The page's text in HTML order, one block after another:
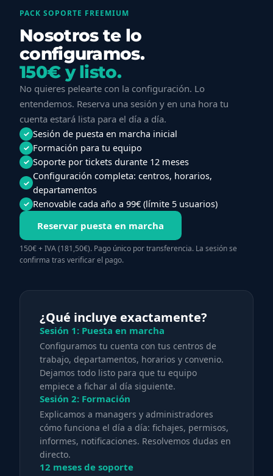
PACK SOPORTE FREEMIUM
Nosotros te lo
configuramos.
150€ y listo.
No quieres pelearte con la configuración. Lo
entendemos. Reserva una sesión y en una hora tu
cuenta estará lista para el día a día.
✓ Sesión de puesta en marcha inicial
✓ Formación para tu equipo
✓ Soporte por tickets durante 12 meses
✓
Configuración completa: centros, horarios,
departamentos
✓ Renovable cada año a 99€ (límite 5 usuarios)
Reservar puesta en marcha
150€ + IVA (181,50€). Pago único por transferencia. La sesión se
confirma tras verificar el pago.
¿Qué incluye exactamente?
Sesión 1: Puesta en marcha
Configuramos tu cuenta con tus centros de
trabajo, departamentos, horarios y convenio.
Dejamos todo listo para que tu equipo
empiece a fichar al día siguiente.
Sesión 2: Formación
Explicamos a managers y administradores
cómo funciona el día a día: fichajes, permisos,
informes, notificaciones. Resolvemos dudas en
directo.
12 meses de soporte